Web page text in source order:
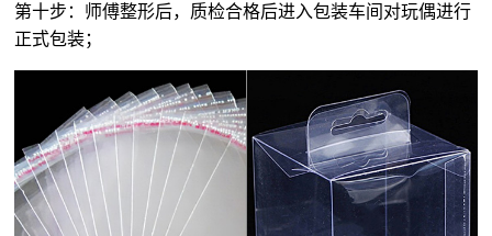
第十步：师傅整形后，质检合格后进入包装车间对玩偶进行
正式包装；